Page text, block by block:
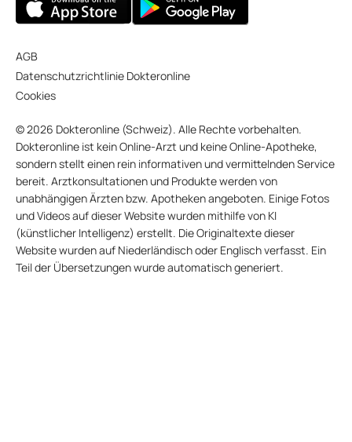
AGB
Datenschutzrichtlinie Dokteronline
Cookies
© 2026 Dokteronline (Schweiz). Alle Rechte vorbehalten.
Dokteronline ist kein Online-Arzt und keine Online-Apotheke,
sondern stellt einen rein informativen und vermittelnden Service
bereit. Arztkonsultationen und Produkte werden von
unabhängigen Ärzten bzw. Apotheken angeboten. Einige Fotos
und Videos auf dieser Website wurden mithilfe von KI
(künstlicher Intelligenz) erstellt. Die Originaltexte dieser
Website wurden auf Niederländisch oder Englisch verfasst. Ein
Teil der Übersetzungen wurde automatisch generiert.